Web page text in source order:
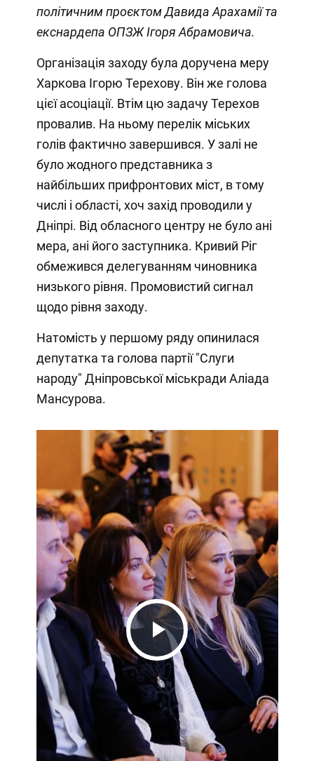
політичним проєктом Давида Арахамії та
екснардепа ОПЗЖ Ігоря Абрамовича.
Організація заходу була доручена меру
Харкова Ігорю Терехову. Він же голова
цієї асоціації. Втім цю задачу Терехов
провалив. На ньому перелік міських
голів фактично завершився. У залі не
було жодного представника з
найбільших прифронтових міст, в тому
числі і області, хоч захід проводили у
Дніпрі. Від обласного центру не було ані
мера, ані його заступника. Кривий Ріг
обмежився делегуванням чиновника
низького рівня. Промовистий сигнал
щодо рівня заходу.
Натомість у першому ряду опинилася
депутатка та голова партії "Слуги
народу" Дніпровської міськради Аліада
Мансурова.
Play
Video